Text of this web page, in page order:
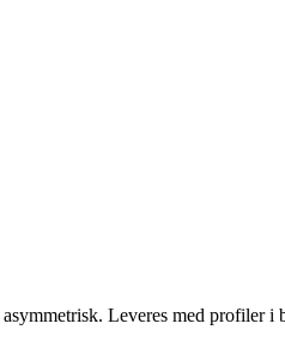
Leveres med profiler i